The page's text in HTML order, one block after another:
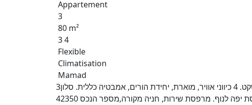
Appartement
3
80 m²
3 4
Flexible
Climatisation
Mamad
3חד' נדירה ומרווחת במשה קול, 80מ"ר, לנוף שקט. 4 כיווני אוויר, מוארת, יחידת הורים, אמבטיה כללית. סלון
יפה לנוף. מרפסת שירות, חניה מקורה,מספר הנכס 42350